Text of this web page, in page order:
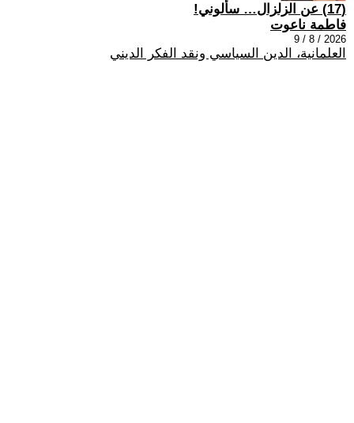
(17) عن الزلزال… سألوني!
فاطمة ناعوت
2026 / 8 / 9
العلمانية، الدين السياسي ونقد الفكر الديني